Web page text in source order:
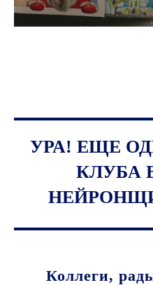
УРА! ЕЩЕ
КЛУБА
Коллеги,